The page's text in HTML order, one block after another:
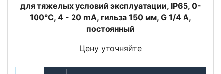
для тяжелых условий эксплуатации, IP65, 0-
100°C, 4 - 20 mA, гильза 150 мм, G 1/4 A,
постоянный
Цену уточняйте